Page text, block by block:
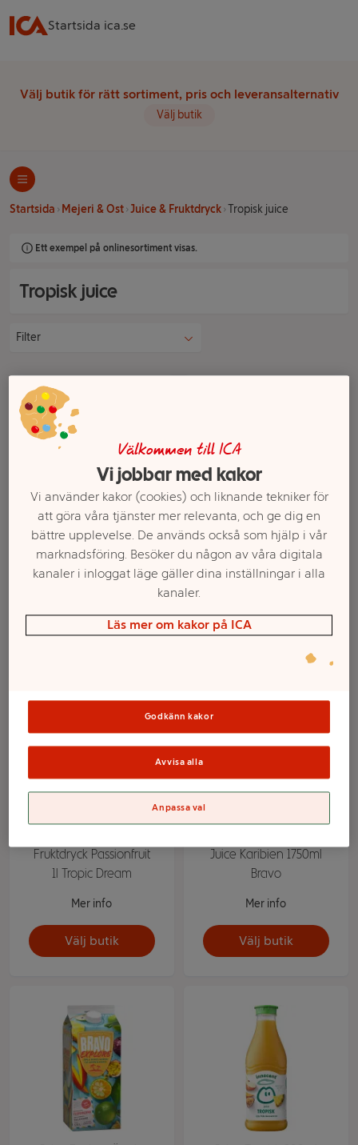
Startsida ica.se
Välj butik för rätt sortiment, pris och leveransalternativ
Välj butik
Startsida Mejeri & Ost Juice & Fruktdryck Tropisk juice
Ett exempel på onlinesortiment visas.
Tropisk juice
Filter
Äppel apelsin &
passionsfruktjuice
Koncentrat 2dl ICA
Passionsjuice 1l
Fontana
Fruktdryck Passionfruit
1l Tropic Dream
Mer info
Välj butik
Juice Karibien 1750ml
Bravo
Mer info
Välj butik
Välkommen till ICA
Vi jobbar med kakor
Vi använder kakor (cookies) och liknande tekniker för
att göra våra tjänster mer relevanta, och ge dig en
bättre upplevelse. De används också som hjälp i vår
marknadsföring. Besöker du någon av våra digitala
kanaler i inloggat läge gäller dina inställningar i alla
kanaler.
Läs mer om kakor på ICA
Godkänn kakor
Avvisa alla
Anpassa val